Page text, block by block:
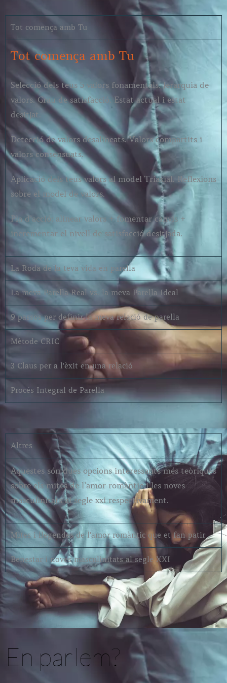
Tot comença amb Tu
Tot comença amb Tu
Selecció dels teus 5 valors fonamentals. Jerarquia de
valors. Grau de satisfacció. Estat actual i estat
desitjat.
Detecció de valors desalineats. Valors compartits i
valors consensuats.
Aplicació dels teus valors al model Triaxial. Reflexions
sobre el model de valors.
Pla d’acció: alinear valors + fomentar canvis +
incrementar el nivell de satisfacció desitjada.
La Roda de la teva vida en parella
La meva Parella Real vs. la meva Parella Ideal
9 passos per definir la meva relació de parella
Mètode CRIC
3 Claus per a l'èxit en una relació
Procés Integral de Parella
Altres
Aquestes són dues opcions interessants més teòriques
sobre els mites de l’amor romàntic i les noves
masculinitats al segle xxi respectivament.
Mites i llegendes de l'amor romàntic que et fan patir
Benestar i noves masculinitats al segle XXI
En parlem?